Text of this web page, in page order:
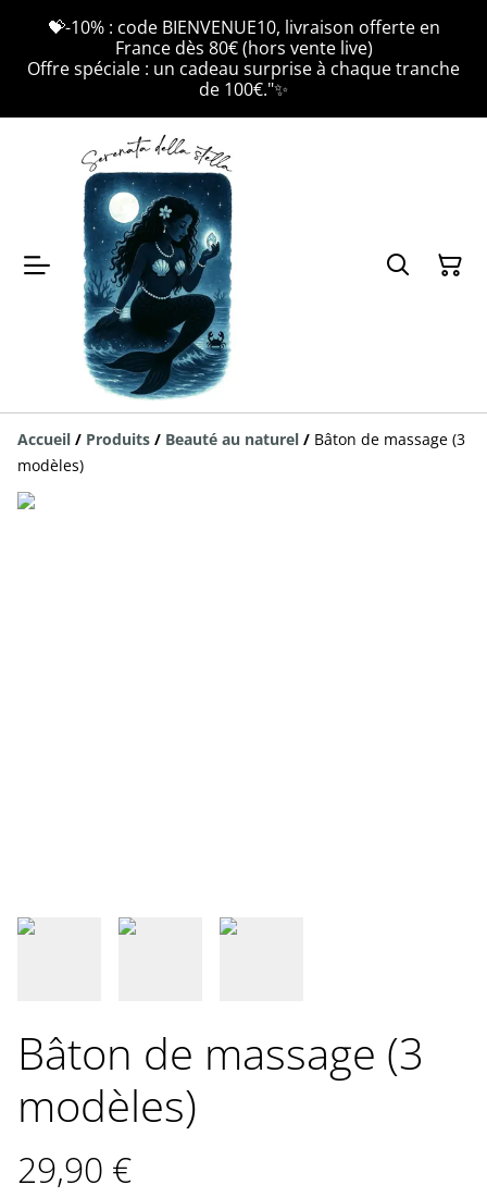
💝-10% : code BIENVENUE10, livraison offerte en
France dès 80€ (hors vente live)
Offre spéciale : un cadeau surprise à chaque tranche
de 100€."✨
Accueil / Produits / Beauté au naturel / Bâton de massage (3
modèles)
Bâton de massage (3
modèles)
29,90 €